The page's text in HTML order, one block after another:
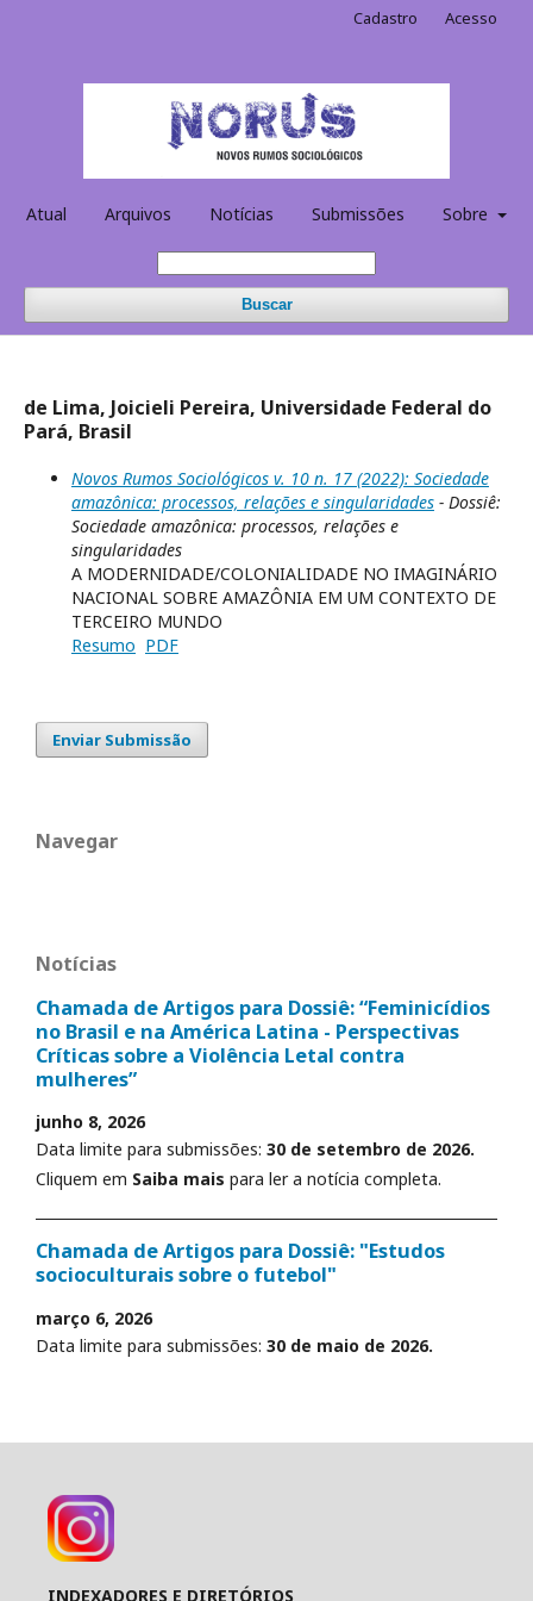
Atual Arquivos Notícias Submissões Sobre
Buscar
Cadastro Acesso
de Lima, Joicieli Pereira, Universidade Federal do
Pará, Brasil
Novos Rumos Sociológicos v. 10 n. 17 (2022): Sociedade
amazônica: processos, relações e singularidades - Dossiê:
Sociedade amazônica: processos, relações e
singularidades
A MODERNIDADE/COLONIALIDADE NO IMAGINÁRIO
NACIONAL SOBRE AMAZÔNIA EM UM CONTEXTO DE
TERCEIRO MUNDO
Resumo PDF
Enviar Submissão
Navegar
Notícias
Chamada de Artigos para Dossiê: “Feminicídios
no Brasil e na América Latina - Perspectivas
Críticas sobre a Violência Letal contra
mulheres”
junho 8, 2026
Data limite para submissões: 30 de setembro de 2026.
Cliquem em Saiba mais para ler a notícia completa.
Chamada de Artigos para Dossiê: "Estudos
socioculturais sobre o futebol"
março 6, 2026
Data limite para submissões: 30 de maio de 2026.
INDEXADORES E DIRETÓRIOS